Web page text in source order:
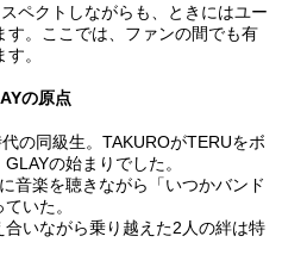
ペクトしながらも、ときにはユー
す。ここでは、ファンの間でも有
。
の原点
の同級生。TAKUROがTERUをボ
の始まりでした。
音楽を聴きながら「いつかバンド
いた。
合いながら乗り越えた2人の絆は特